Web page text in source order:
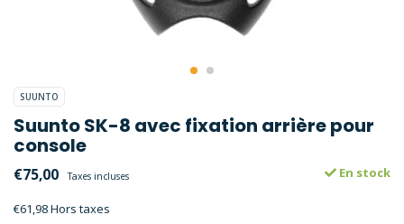
SUUNTO
Suunto SK-8 avec fixation arrière pour
console
€75,00 Taxes incluses
€61,98 Hors taxes
En stock